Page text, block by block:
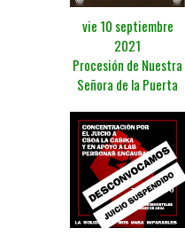
vie 10 septiembre
2021
Procesión de Nuestra
Señora de la Puerta